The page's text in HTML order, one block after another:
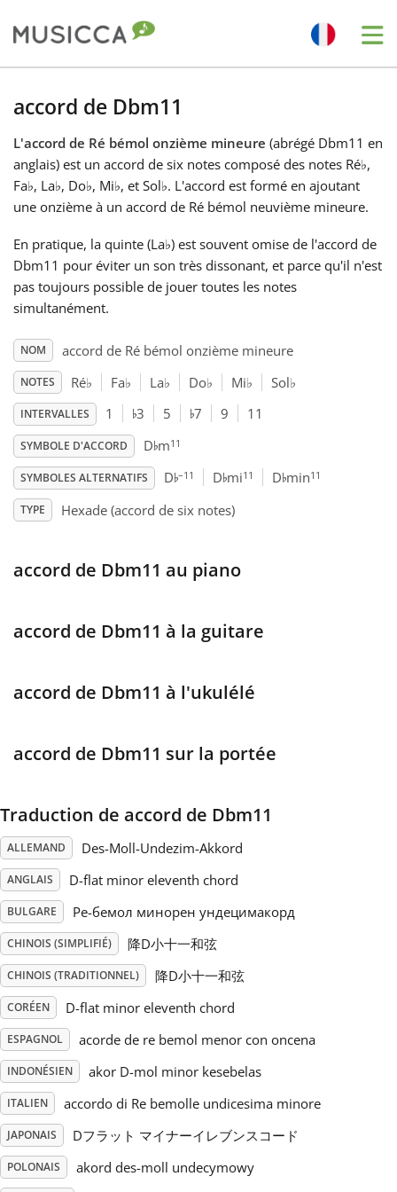
Български
Dansk
Deutsch
Español
Français
한국어
Svenska
Tiếng Việt
Türkçe
简体中文
繁體中文
accord de Dbm11
L'accord de Ré bémol onzième mineure (abrégé Dbm11 en
anglais) est un accord de six notes composé des notes Ré♭,
Fa♭, La♭, Do♭, Mi♭, et Sol♭. L'accord est formé en ajoutant
une onzième à un accord de Ré bémol neuvième mineure.
En pratique, la quinte (La♭) est souvent omise de l'accord de
Dbm11 pour éviter un son très dissonant, et parce qu'il n'est
pas toujours possible de jouer toutes les notes
simultanément.
NOM accord de Ré bémol onzième mineure
NOTES Ré♭ Fa♭ La♭ Do♭ Mi♭ Sol♭
INTERVALLES 1 ♭3 5 ♭7 9 11
SYMBOLE D'ACCORD D♭m11
SYMBOLES ALTERNATIFS D♭–11 D♭mi11 D♭min11
TYPE Hexade (accord de six notes)
accord de Dbm11 au piano
accord de Dbm11 à la guitare
accord de Dbm11 à l'ukulélé
accord de Dbm11 sur la portée
Traduction de accord de Dbm11
ALLEMAND Des-Moll-Undezim-Akkord
ANGLAIS D-flat minor eleventh chord
BULGARE Ре-бемол минорен ундецимакорд
CHINOIS (SIMPLIFIÉ) 降D小十一和弦
CHINOIS (TRADITIONNEL) 降D小十一和弦
CORÉEN D-flat minor eleventh chord
ESPAGNOL acorde de re bemol menor con oncena
INDONÉSIEN akor D-mol minor kesebelas
ITALIEN accordo di Re bemolle undicesima minore
JAPONAIS Dフラット マイナーイレブンスコード
POLONAIS akord des-moll undecymowy